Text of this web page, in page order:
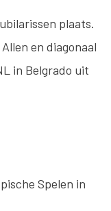
plaats.
en diagonaal
in Belgrado uit
Spelen in